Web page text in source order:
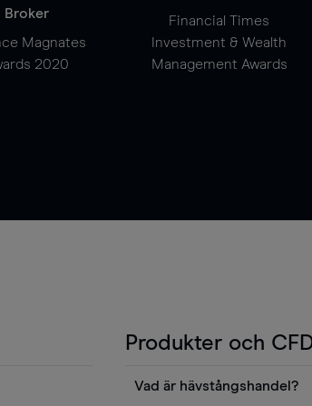
Broker
Magnates
2020
Financial Times
Investment & Wealth
Management Awards
Produkter och
Vad är hävstångshandel?